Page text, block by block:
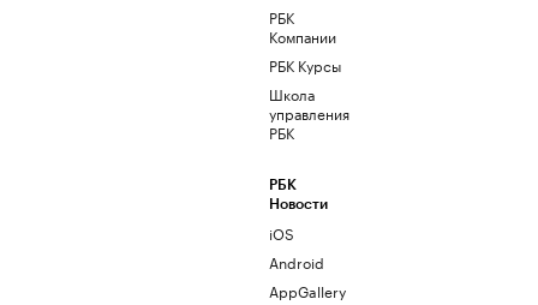
РБК
Компании
РБК Курсы
Школа
управления
РБК
РБК
Новости
iOS
Android
AppGallery